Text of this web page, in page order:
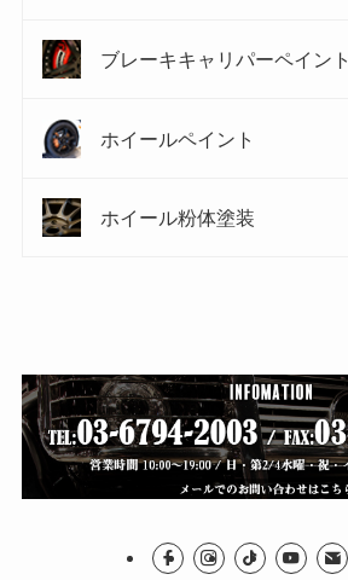
ブレーキキャリパーペイント
ホイールペイント
ホイール粉体塗装